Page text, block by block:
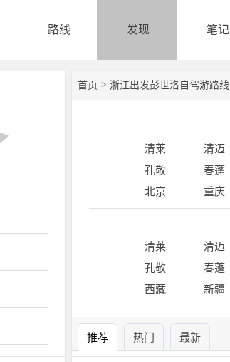
路线 发现 笔记
首页 > 浙江出发彭世洛自驾游路线
清莱
清迈
孔敬
春蓬
北京
重庆
清莱
清迈
孔敬
春蓬
西藏
新疆
推荐 热门 最新